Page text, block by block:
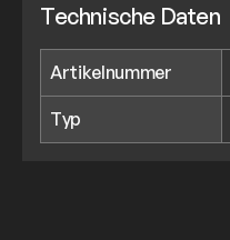
Technische Daten
Artikelnummer
Typ